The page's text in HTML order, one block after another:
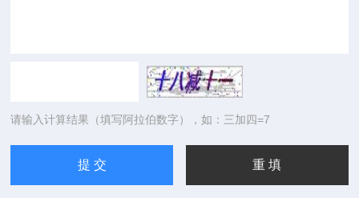
请输入计算结果（填写阿拉伯数字），如：三加四=7